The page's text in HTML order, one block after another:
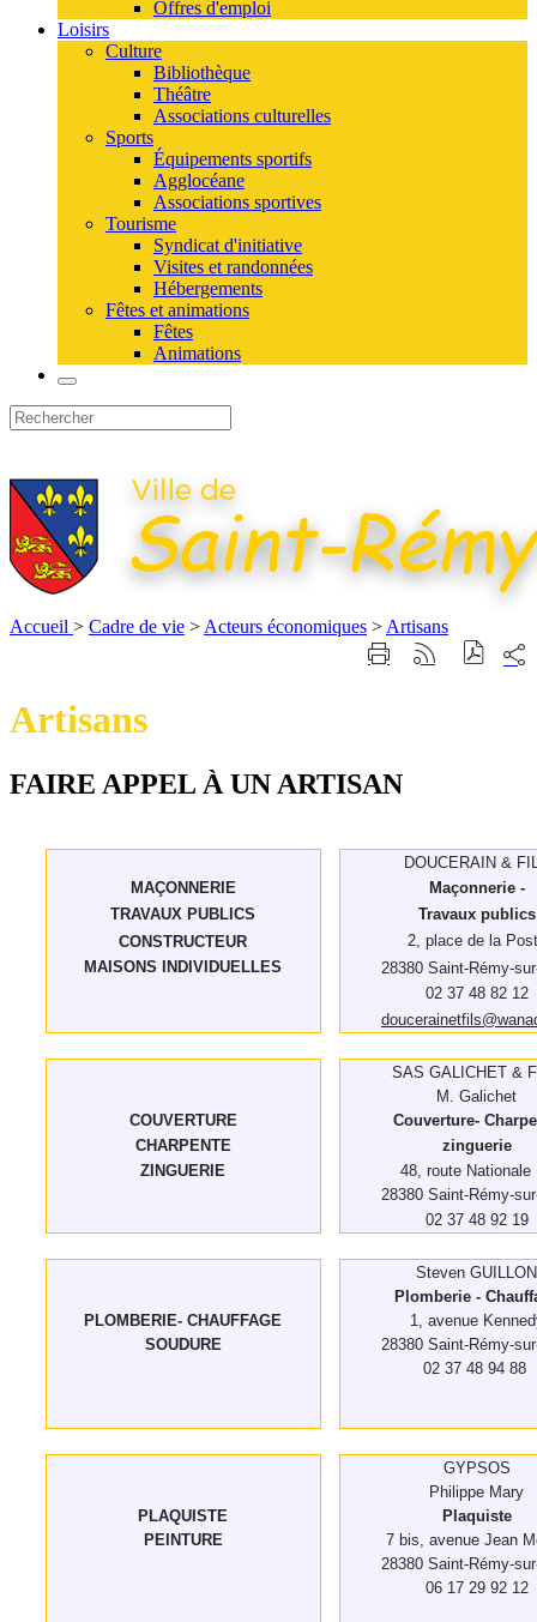
Offres d'emploi
Loisirs
Culture
Bibliothèque
Théâtre
Associations culturelles
Sports
Équipements sportifs
Agglocéane
Associations sportives
Tourisme
Syndicat d'initiative
Visites et randonnées
Hébergements
Fêtes et animations
Fêtes
Animations
Accueil > Cadre de vie > Acteurs économiques > Artisans
ImprimerGénérer
sur
Artisans
FAIRE APPEL À UN ARTISAN
DOUCERAIN &
MAÇONNERIE
Maçonnerie -
TRAVAUX PUBLICS
Travaux publics
CONSTRUCTEUR
2, place de la
MAISONS INDIVIDUELLES
28380 Saint-Rémy-
02 37 48 82 12
SAS GALICHET &
M. Galichet
COUVERTURE
Couverture-
CHARPENTE
zinguerie
ZINGUERIE
48, route Nationale
28380 Saint-Rémy-
02 37 48 92 19
Steven GUILLON
Plomberie -
PLOMBERIE- CHAUFFAGE
1, avenue
SOUDURE
28380 Saint-Rémy-
02 37 48 94 88
GYPSOS
Philippe Mary
PLAQUISTE
Plaquiste
PEINTURE
7 bis, avenue Jean
28380 Saint-Rémy-
06 17 29 92 12